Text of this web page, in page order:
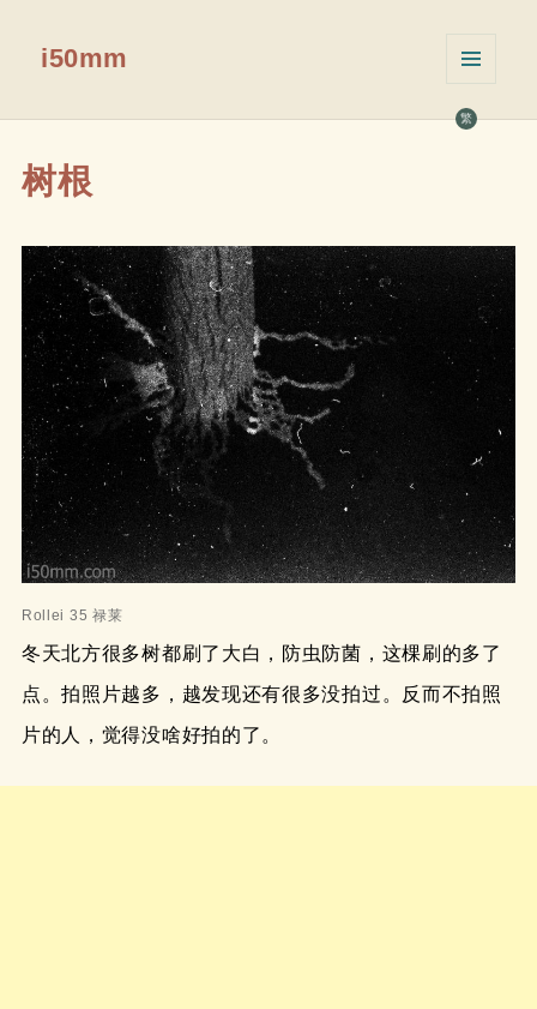
繁
i50mm
挂件
树根
Rollei 35 禄莱
冬天北方很多树都刷了大白，防虫防菌，这棵刷的多了
点。拍照片越多，越发现还有很多没拍过。反而不拍照
片的人，觉得没啥好拍的了。